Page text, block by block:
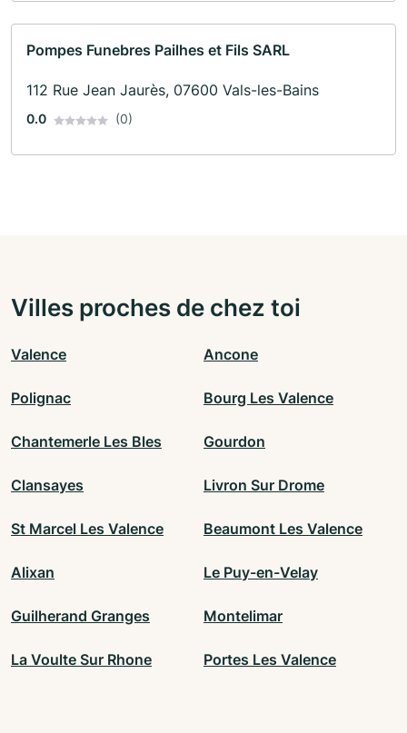
Pompes Funebres Pailhes et Fils SARL
112 Rue Jean Jaurès, 07600 Vals-les-Bains
0.0 (0)
Villes proches de chez toi
Valence Ancone
Polignac Bourg Les Valence
Chantemerle Les Bles Gourdon
Clansayes Livron Sur Drome
St Marcel Les Valence Beaumont Les Valence
Alixan Le Puy-en-Velay
Guilherand Granges Montelimar
La Voulte Sur Rhone Portes Les Valence